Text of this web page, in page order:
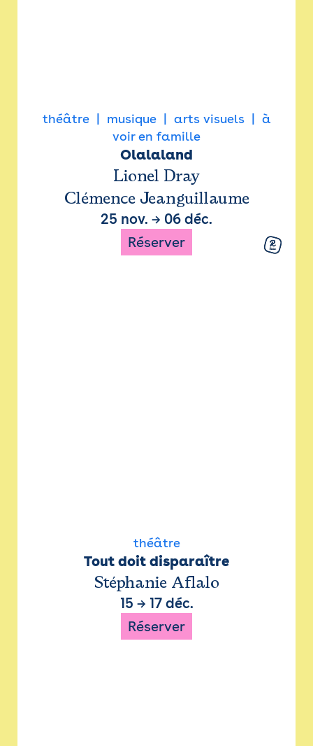
théâtre musique arts visuels
à
voir en famille
Olalaland
Lionel Dray
Clémence Jeanguillaume
25 nov. → 06 déc.
Réserver
théâtre
Tout doit disparaître
Stéphanie Aflalo
15 → 17 déc.
Réserver